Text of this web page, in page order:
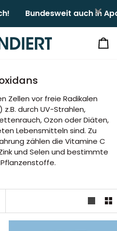
Bundesweit auch in
Zellen vor freie Radikalen
durch UV-Strahlen,
Ozon oder Diäten,
Lebensmitteln sind. Zu
zählen die Vitamine C
und Selen und bestimmte
×